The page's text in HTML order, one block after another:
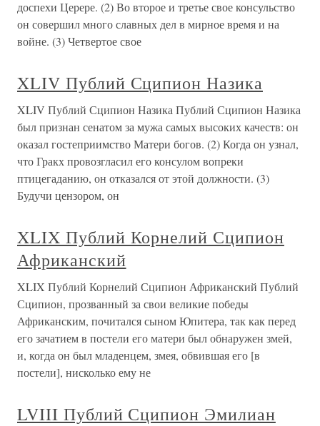
доспехи Церере. (2) Во второе и третье свое консульство
он совершил много славных дел в мирное время и на
войне. (3) Четвертое свое
XLIV Публий Сципион Назика
XLIV Публий Сципион Назика Публий Сципион Назика
был признан сенатом за мужа самых высоких качеств: он
оказал гостеприимство Матери богов. (2) Когда он узнал,
что Гракх провозгласил его консулом вопреки
птицегаданию, он отказался от этой должности. (3)
Будучи цензором, он
XLIX Публий Корнелий Сципион
Африканский
XLIX Публий Корнелий Сципион Африканский Публий
Сципион, прозванный за свои великие победы
Африканским, почитался сыном Юпитера, так как перед
его зачатием в постели его матери был обнаружен змей,
и, когда он был младенцем, змея, обвившая его [в
постели], нисколько ему не
LVIII Публий Сципион Эмилиан